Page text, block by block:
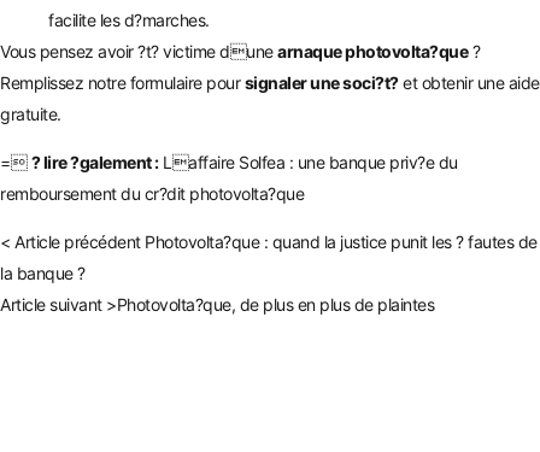
facilite les d?marches.
Vous pensez avoir ?t? victime dunearnaque photovolta?que?
Remplissez notre formulaire poursignaler une soci?t?et obtenir une aide
gratuite.
=? lire ?galement : Laffaire Solfea : une banque priv?e du
remboursement du cr?dit photovolta?que
< Article précédent Photovolta?que : quand la justice punit les ? fautes de
la banque ?
Article suivant >Photovolta?que, de plus en plus de plaintes